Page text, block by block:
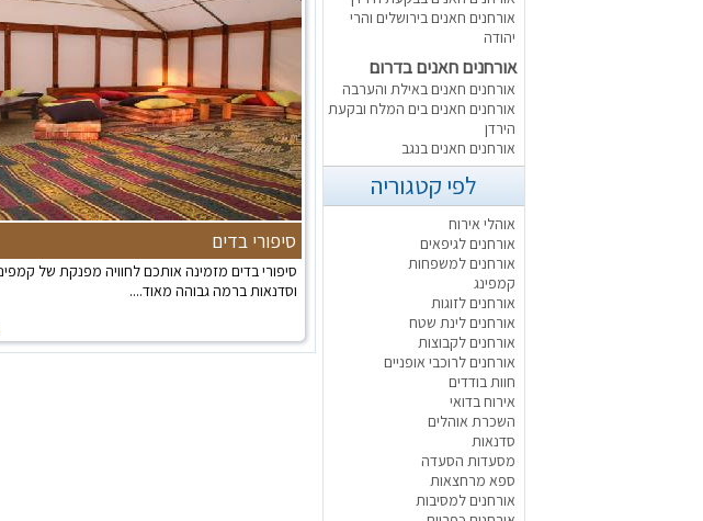
אורחנים חאנים בירושלים והרי
יהודה
אורחנים חאנים בדרום
אורחנים חאנים באילת והערבה
אורחנים חאנים בים המלח ובקעת
הירדן
אורחנים חאנים בנגב
לפי קטגוריה
אוהלי אירוח
אורחנים לגיפאים
אורחנים למשפחות
קמפינג
אורחנים לזוגות
אורחנים לינת שטח
אורחנים לקבוצות
אורחנים לרוכבי אופניים
חוות בודדים
אירוח בדואי
השכרת אוהלים
סדנאות
מסעדות הסעדה
ספא מרחצאות
אורחנים למסיבות
סיפורי בדים
סיפורי בדים מזמינה אותכם לחוויה מפנקת של
וסדנאות ברמה גבוהה מאוד....